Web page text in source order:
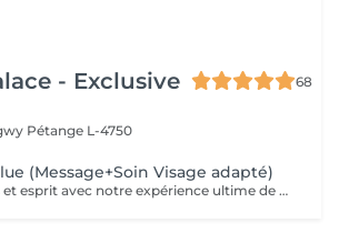
- Exclusive
68
Pétange L-4750
(Message+Soin Visage adapté)
Rechargez corps et esprit avec notre expérience ultime de détente : un massage apaisant suivi d'un soin visage personnalisé pour une revitalisation totale.